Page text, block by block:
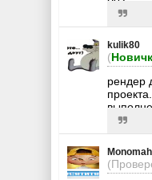
kulik80
(
рендер